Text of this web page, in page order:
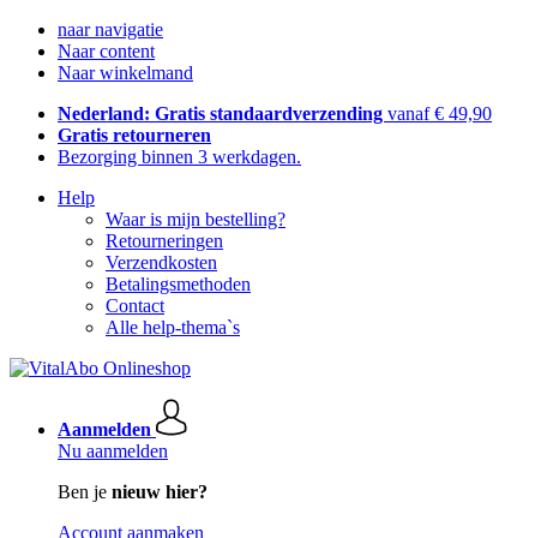
naar navigatie
Naar content
Naar winkelmand
Nederland: Gratis standaardverzending vanaf € 49,90
Gratis retourneren
Bezorging binnen 3 werkdagen.
Help
Waar is mijn bestelling?
Retourneringen
Verzendkosten
Betalingsmethoden
Contact
Alle help-thema`s
Aanmelden
Nu aanmelden
Ben je nieuw hier?
Account aanmaken